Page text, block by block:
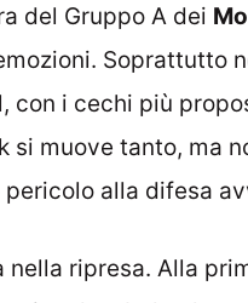
del Gruppo A dei
Soprattutto
con i cechi più
si muove tanto, ma
alla difesa
nella ripresa. Alla